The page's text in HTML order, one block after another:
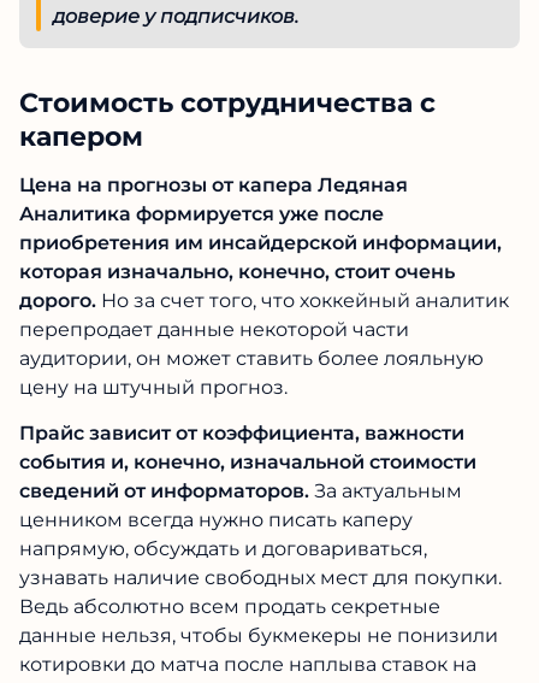
отсутствует реклама БК, сомнительных
ресурсов и ноунейм-капперов, нет
во всевозможные закрытые вип-чаты.
Теперь понятно, отчего работа данного
подписчиков.
Стоимость сотрудничества с
капером
Цена на прогнозы от капера Ледяная
Аналитика формируется уже после
информации, которая изначально, конечно,
стоит очень дорого.Но за счет того, что
хоккейный аналитик перепродает данные
некоторой части аудитории, он может ставить
более лояльную цену на штучный прогноз.
Прайс зависит от коэффициента, важности
события и, конечно, изначальной стоимости
сведений от информаторов.За актуальным